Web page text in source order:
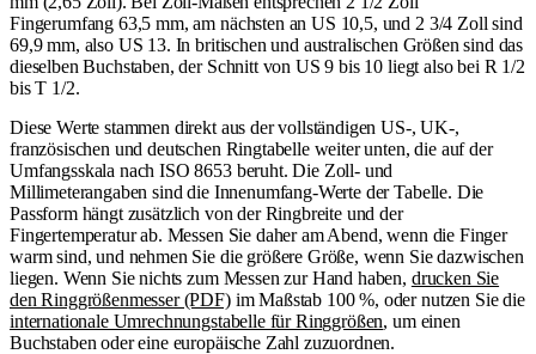
Fingerumfang 63,5 mm, am nächsten an US 10,5, und 2 3/4 Zoll sind
69,9 mm, also US 13. In britischen und australischen Größen sind das
dieselben Buchstaben, der Schnitt von US 9 bis 10 liegt also bei R 1/2
bis T 1/2.
Diese Werte stammen direkt aus der vollständigen US-, UK-,
französischen und deutschen Ringtabelle weiter unten, die auf der
Umfangsskala nach ISO 8653 beruht. Die Zoll- und
Millimeterangaben sind die Innenumfang-Werte der Tabelle. Die
Passform hängt zusätzlich von der Ringbreite und der
Fingertemperatur ab. Messen Sie daher am Abend, wenn die Finger
warm sind, und nehmen Sie die größere Größe, wenn Sie dazwischen
liegen. Wenn Sie nichts zum Messen zur Hand haben, drucken Sie
den Ringgrößenmesser (PDF)im Maßstab 100 %, oder nutzen Sie die
internationale Umrechnungstabelle für Ringgrößen, um einen
Buchstaben oder eine europäische Zahl zuzuordnen.